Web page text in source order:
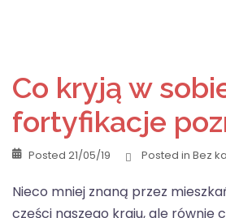
Co kryją w
fortyfikacje
Posted 21/05/19 Posted in Bez
Nieco mniej znaną przez
części naszego kraju, ale równie